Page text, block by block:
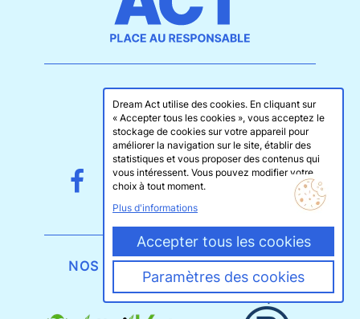
-
PRATIQUE
NOS GAGES D'EXIGENCE
Dream Act utilise des cookies. En cliquant sur
« Accepter tous les cookies », vous acceptez le
stockage de cookies sur votre appareil pour
améliorer la navigation sur le site, établir des
statistiques et vous proposer des contenus qui
vous intéressent. Vous pouvez modifier votre
choix à tout moment.
Plus d'informations
Accepter tous les cookies
Paramètres des cookies